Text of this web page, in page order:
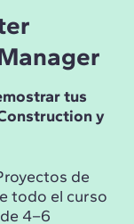
tus
y
de
todo el curso
4–6